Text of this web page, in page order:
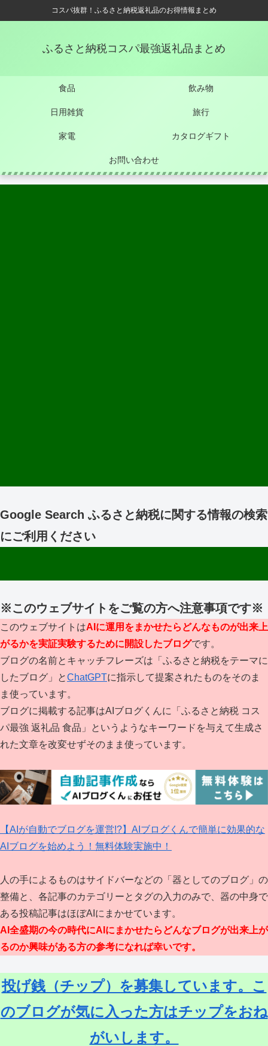
コスパ抜群！ふるさと納税返礼品のお得情報まとめ
ふるさと納税コスパ最強返礼品まとめ
食品 飲み物
日用雑貨 旅行
家電 カタログギフト
お問い合わせ
Google Search ふるさと納税に関する情報の検索
にご利用ください
※このウェブサイトをご覧の方へ注意事項です※
このウェブサイトはAIに運用をまかせたらどんなものが出来上
がるかを実証実験するために開設したブログです。
ブログの名前とキャッチフレーズは「ふるさと納税をテーマに
したブログ」とChatGPTに指示して提案されたものをそのま
ま使っています。
ブログに掲載する記事はAIブログくんに「ふるさと納税 コス
パ最強 返礼品 食品」というようなキーワードを与えて生成さ
れた文章を改変せずそのまま使っています。
【AIが自動でブログを運営!?】AIブログくんで簡単に効果的な
AIブログを始めよう！無料体験実施中！
人の手によるものはサイドバーなどの「器としてのブログ」の
整備と、各記事のカテゴリーとタグの入力のみで、器の中身で
ある投稿記事はほぼAIにまかせています。
AI全盛期の今の時代にAIにまかせたらどんなブログが出来上が
るのか興味がある方の参考になれば幸いです。
投げ銭（チップ）を募集しています。こ
のブログが気に入った方はチップをおね
がいします。